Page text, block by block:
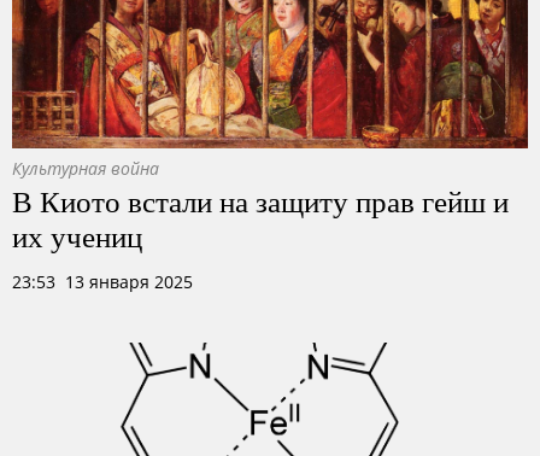
Культурная война
В Киото встали на защиту прав гейш и
их учениц
23:53 13 января 2025